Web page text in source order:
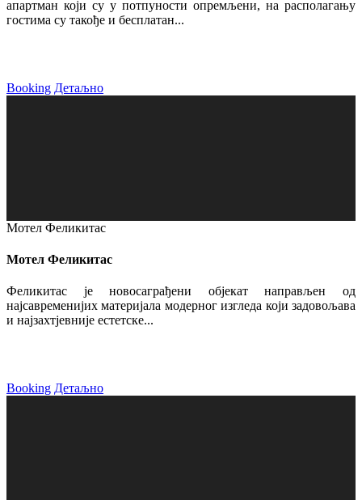
апартман који су у потпуности опремљени, на располагању
гостима су такође и бесплатан...
Booking Детаљно
Мотел Феликитас
Мотел Феликитас
Феликитас је новосаграђени објекат направљен од
најсавременијих материјала модерног изгледа који задовољава
и најзахтјевније естетске...
Booking Детаљно